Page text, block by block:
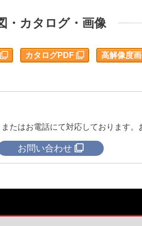
・カタログ・画像
カタログPDF 高解像度
たはお電話にて対応しております
お問い合わせ